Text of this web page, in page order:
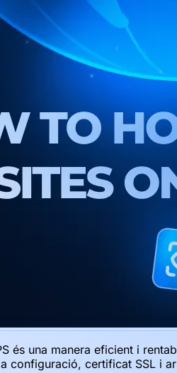
és una manera eficient i
configuració, certificat SSL i